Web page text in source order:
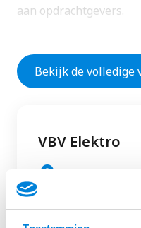
aan opdrachtgevers.
Wat zijn je
Voor de versterking
automatisering. Je
onze opdrachtgevers
met het oplossen van
van installaties en het
Bekijk de volledige
VBV Elektro